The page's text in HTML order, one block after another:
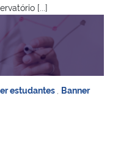
[...]
estudantes Banner